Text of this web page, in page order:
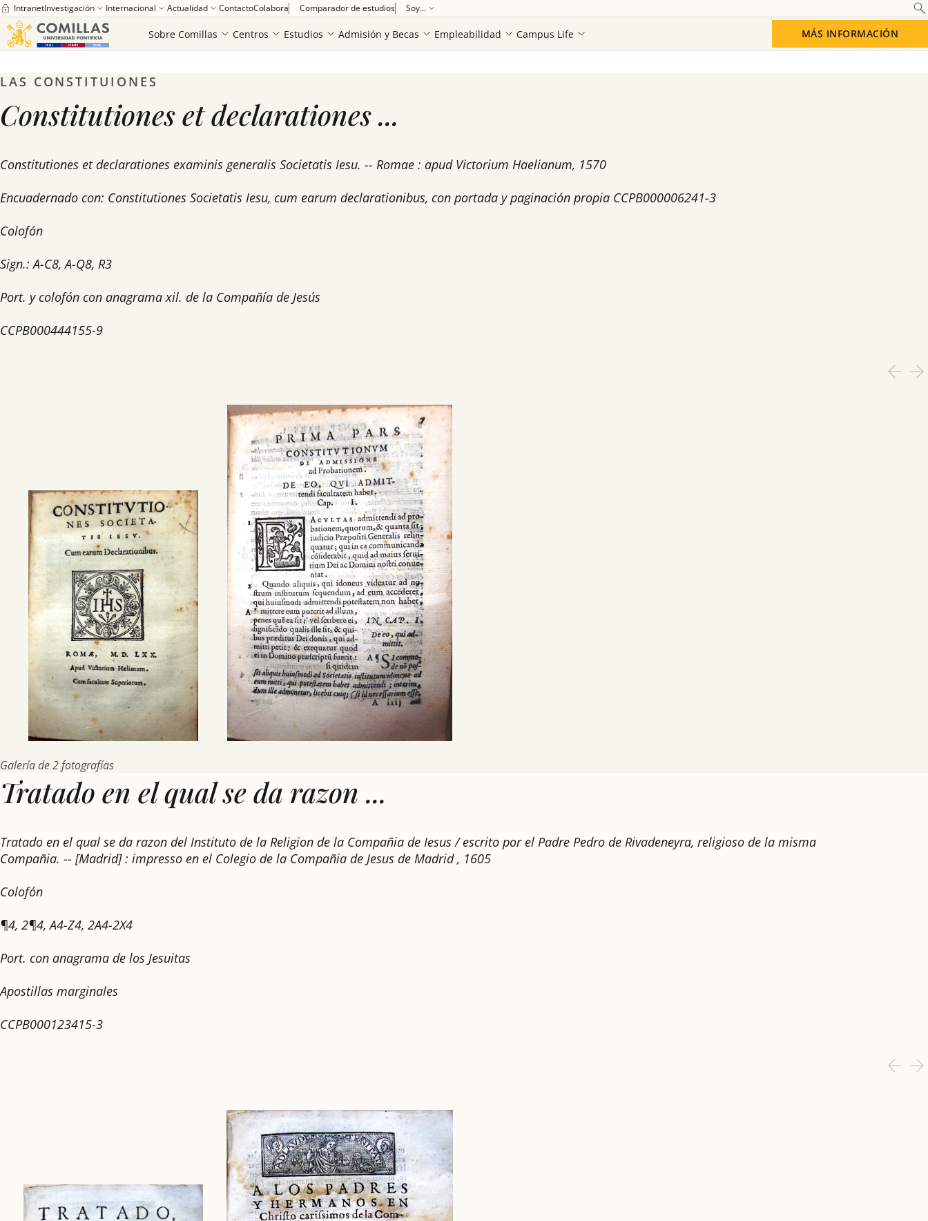
IntranetInvestigación Internacional Actualidad ContactoColabora Comparador de estudios Soy...
Sobre Comillas Centros Estudios Admisión y Becas Empleabilidad Campus Life MÁS INFORMACIÓN
Universidad Pontificia Comillas Biblioteca
LAS CONSTITUIONES
Constitutiones et declarationes ...
Constitutiones et declarationes examinis generalis Societatis Iesu. -- Romae : apud Victorium Haelianum, 1570
Encuadernado con: Constitutiones Societatis Iesu, cum earum declarationibus, con portada y paginación propia CCPB000006241-3
Colofón
Sign.: A-C8, A-Q8, R3
Port. y colofón con anagrama xil. de la Compañía de Jesús
CCPB000444155-9
Galería de 2 fotografías
Tratado en el qual se da razon ...
Tratado en el qual se da razon del Instituto de la Religion de la Compañia de Iesus / escrito por el Padre Pedro de Rivadeneyra, religioso de la misma
Compañia. -- [Madrid] : impresso en el Colegio de la Compañia de Jesus de Madrid , 1605
Colofón
¶4, 2¶4, A4-Z4, 2A4-2X4
Port. con anagrama de los Jesuitas
Apostillas marginales
CCPB000123415-3